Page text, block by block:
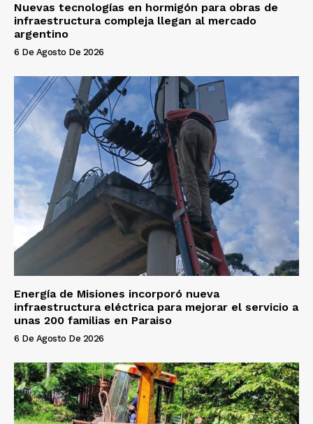
Nuevas tecnologías en hormigón para obras de
infraestructura compleja llegan al mercado
argentino
6 De Agosto De 2026
Energía de Misiones incorporó nueva
infraestructura eléctrica para mejorar el servicio a
unas 200 familias en Paraiso
6 De Agosto De 2026